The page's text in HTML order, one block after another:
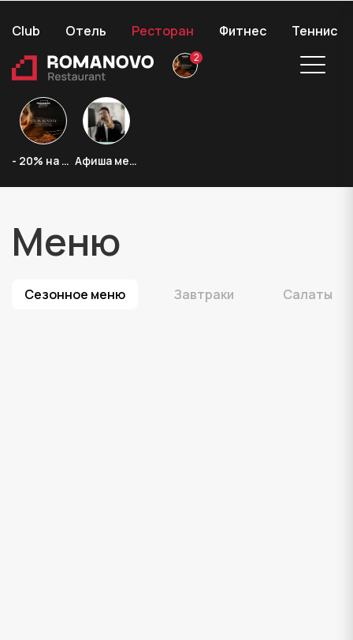
Club Отель Ресторан Фитнес Теннис
2
- 20% на стейки Афиша мероприятий
Меню
сезонное меню завтраки салаты